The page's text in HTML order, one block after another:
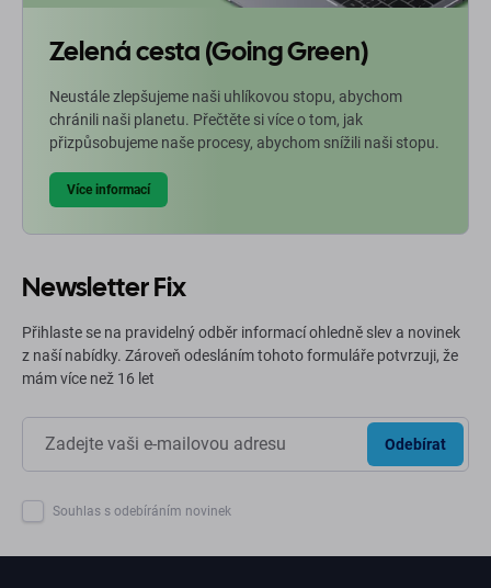
Zelená cesta (Going Green)
Neustále zlepšujeme naši uhlíkovou stopu, abychom
chránili naši planetu. Přečtěte si více o tom, jak
přizpůsobujeme naše procesy, abychom snížili naši stopu.
Více informací
Newsletter Fix
Přihlaste se na pravidelný odběr informací ohledně slev a novinek
z naší nabídky. Zároveň odesláním tohoto formuláře potvrzuji, že
mám více než 16 let
Odebírat
Souhlas s odebíráním novinek